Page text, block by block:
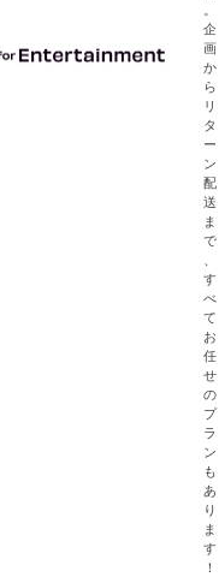
企
画
か
ら
リ
タ
ー
ン
配
送
ま
で
す
べ
て
お
任
せ
の
プ
ラ
ン
も
あ
り
ま
す
！